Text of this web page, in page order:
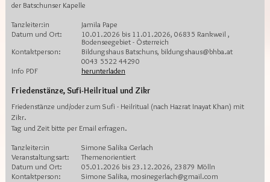
der Batschunser Kapelle
Tanzleiter:in
Jamila Pape
Datum und Ort:
10.01.2026 bis 11.01.2026, 06835 Rankweil ,
Bodenseegebiet - Österreich
Kontaktperson:
Bildungshaus Batschuns, bildungshaus@bhba.at
0043 5522 44290
Info PDF
herunterladen
Friedenstänze, Sufi-Heilritual und Zikr
Friedenstänze und/oder zum Sufi - Heilritual (nach Hazrat Inayat Khan) mit
Zikr.
Tag und Zeit bitte per Email erfragen.
Tanzleiter:in
Simone Salika Gerlach
Veranstaltungsart:
Themenorientiert
Datum und Ort:
05.01.2026 bis 23.12.2026, 23879 Mölln
Kontaktperson:
Simone Salika, mosinegerlach@gmail.com